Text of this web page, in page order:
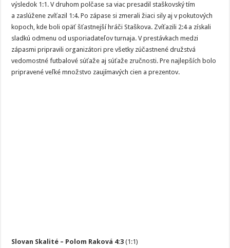
výsledok 1:1. V druhom polčase sa viac presadil staškovský tím
a zaslúžene zvíťazil 1:4. Po zápase si zmerali žiaci sily aj v pokutových
kopoch, kde boli opäť šťastnejší hráči Staškova. Zvíťazili 2:4 a získali
sladkú odmenu od usporiadateľov turnaja. V prestávkach medzi
zápasmi pripravili organizátori pre všetky zúčastnené družstvá
vedomostné futbalové súťaže aj súťaže zručnosti. Pre najlepších bolo
pripravené veľké množstvo zaujímavých cien a prezentov.
Slovan Skalité – Polom Raková 4:3 (1:1)